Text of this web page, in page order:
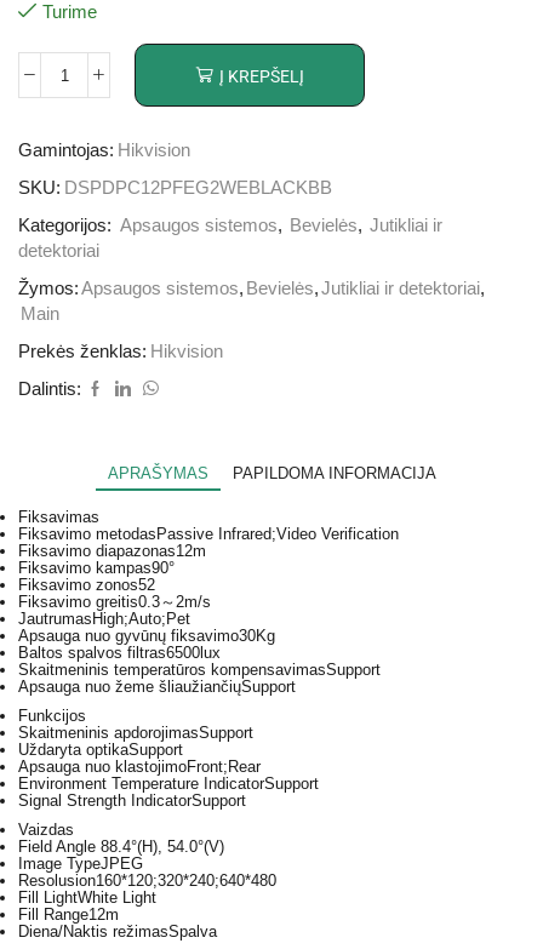
Turime
Į KREPŠELĮ
Gamintojas: Hikvision
SKU: DSPDPC12PFEG2WEBLACKBB
Kategorijos: Apsaugos sistemos, Bevielės, Jutikliai ir
detektoriai
Žymos:Apsaugos sistemos, Bevielės,Jutikliai ir detektoriai,
Main
Prekės ženklas: Hikvision
Dalintis:
APRAŠYMAS PAPILDOMA INFORMACIJA
Fiksavimas
Fiksavimo metodasPassive Infrared;Video Verification
Fiksavimo diapazonas12m
Fiksavimo kampas90°
Fiksavimo zonos52
Fiksavimo greitis0.3～2m/s
JautrumasHigh;Auto;Pet
Apsauga nuo gyvūnų fiksavimo30Kg
Baltos spalvos filtras6500lux
Skaitmeninis temperatūros kompensavimasSupport
Apsauga nuo žeme šliaužiančiųSupport
Funkcijos
Skaitmeninis apdorojimasSupport
Uždaryta optikaSupport
Apsauga nuo klastojimoFront;Rear
Environment Temperature IndicatorSupport
Signal Strength IndicatorSupport
Vaizdas
Field Angle 88.4°(H), 54.0°(V)
Image TypeJPEG
Resolusion160*120;320*240;640*480
Fill LightWhite Light
Fill Range12m
Diena/Naktis režimasSpalva